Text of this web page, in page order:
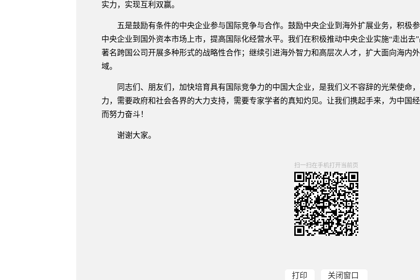
实力，实现互利双赢。
五是鼓励有条件的中央企业参与国际竞争与合作。鼓励中央企业到海外扩展业务，积极
中央企业到国外资本市场上市，提高国际化经营水平。我们在积极推动中央企业实施“走出去
著名跨国公司开展多种形式的战略性合作；继续引进海外智力和高层次人才，扩大面向海内
域。
同志们、朋友们，加快培育具有国际竞争力的中国大企业，是我们义不容辞的光荣使命
力，需要政府和社会各界的大力支持，需要专家学者的真知灼见。让我们携起手来，为中国
而努力奋斗！
谢谢大家。
扫一扫在手机打开当前页
打印 关闭窗口